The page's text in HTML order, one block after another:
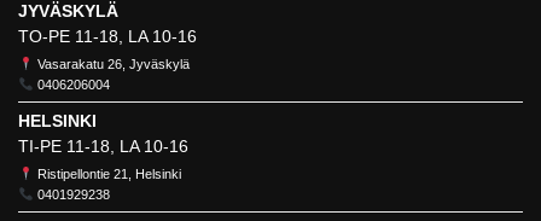
JYVÄSKYLÄ
TO-PE 11-18, LA 10-16
Vasarakatu 26, Jyväskylä
0406206004
HELSINKI
TI-PE 11-18, LA 10-16
Ristipellontie 21, Helsinki
0401929238